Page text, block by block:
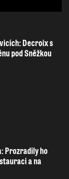
Decroix s
pod Sněžkou
Prozradily ho
a na